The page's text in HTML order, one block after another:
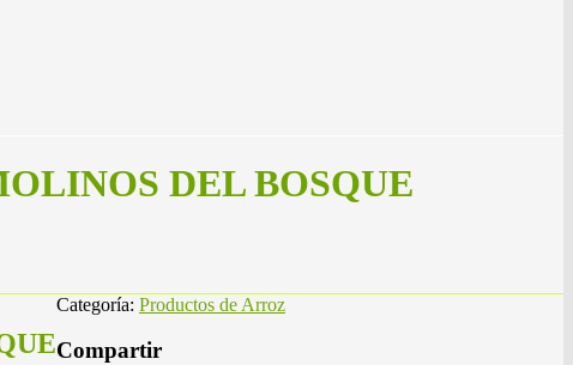
DEL BOSQUE
Categoría: Productos de Arroz
Compartir